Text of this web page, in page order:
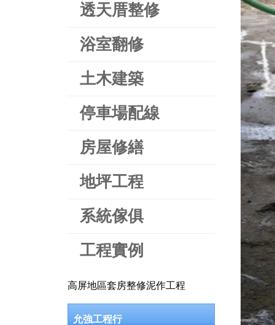
透天厝整修
浴室翻修
土木建築
停車場配線
房屋修繕
地坪工程
系統傢俱
工程實例
高屏地區套房整修泥作工程
允強工程行